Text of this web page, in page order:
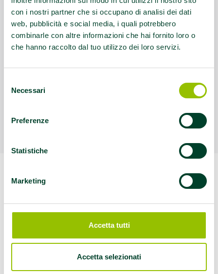
con i nostri partner che si occupano di analisi dei dati
web, pubblicità e social media, i quali potrebbero
combinarle con altre informazioni che hai fornito loro o
che hanno raccolto dal tuo utilizzo dei loro servizi.
delNecessari
Preferenze
Statistiche
Marketing
Accetta tutti
Accetta selezionati
GIOVEDI’ dalle ore 17 alle 19
Per informazioni contattare: Francesco
tel.: 051.2869383, dal lunedi al venerdi H. 9.00-